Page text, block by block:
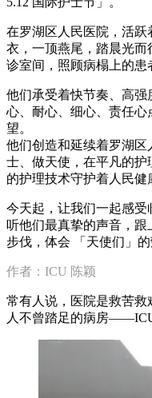
在罗湖区人民医院，活跃
衣，一顶燕尾，踏晨光而
诊室间，照顾病榻上的患
他们承受着快节奏、高
心、耐心、细心、责任
望。
他们创造和延续着罗湖
士、做天使，在平凡的
的护理技术守护着人民健
今天起，让我们一起感
听他们最真挚的声音，
步伐，体会 「天使们」的
作者：ICU 陈颖
常有人说，医院是救苦救
人不曾踏足的病房